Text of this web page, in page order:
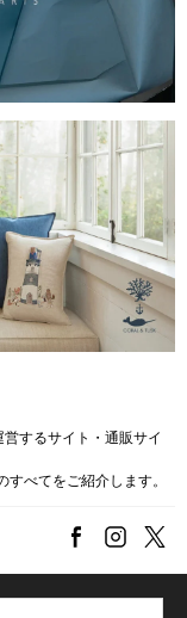
営するサイト・通販サイ
すべてをご紹介します。